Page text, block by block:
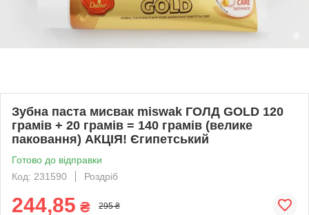
Зубна паста мисвак miswak ГОЛД GOLD 120
грамів + 20 грамів = 140 грамів (велике
паковання) АКЦІЯ! Єгипетський
Готово до відправки
Код: 231590
Роздріб
244,85 ₴ 295 ₴